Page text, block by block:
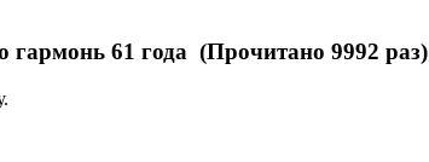
61 года (Прочитано 9992 раз)